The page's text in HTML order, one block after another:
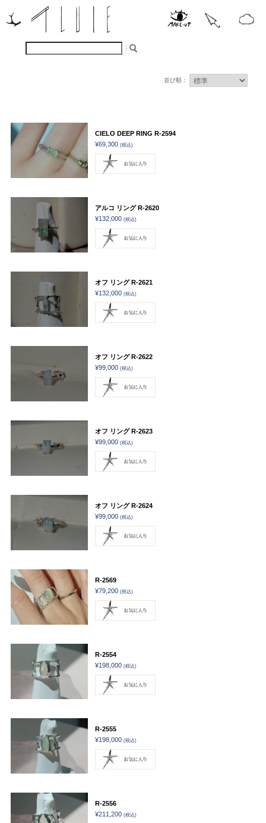
並び順：
CIELO DEEP RING R-2594
¥69,300 (税込)
アルコ リング R-2620
¥132,000 (税込)
オフ リング R-2621
¥132,000 (税込)
オフ リング R-2622
¥99,000 (税込)
オフ リング R-2623
¥99,000 (税込)
オフ リング R-2624
¥99,000 (税込)
R-2569
¥79,200 (税込)
R-2554
¥198,000 (税込)
R-2555
¥198,000 (税込)
R-2556
¥211,200 (税込)